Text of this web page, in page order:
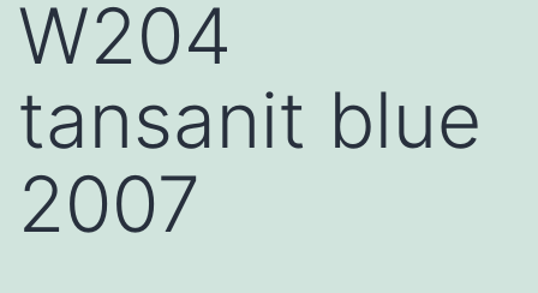
W204
tansanit blue
2007